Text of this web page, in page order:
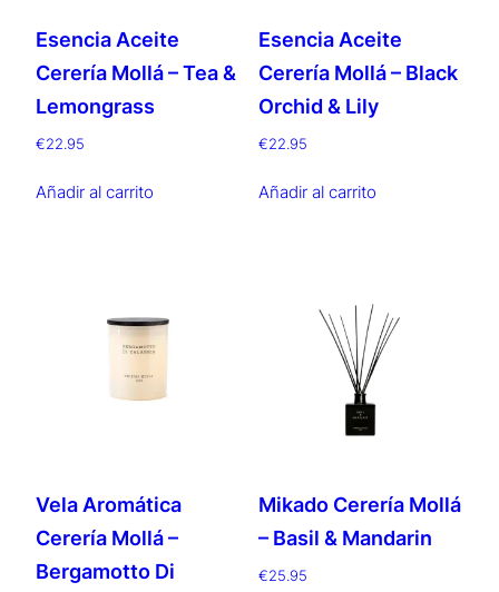
Esencia Aceite
Cerería Mollá – Tea &
Lemongrass
€22.95
Añadir al carrito
Esencia Aceite
Cerería Mollá – Black
Orchid & Lily
€22.95
Añadir al carrito
Vela Aromática
Cerería Mollá –
Bergamotto Di
Mikado Cerería Mollá
– Basil & Mandarin
€25.95